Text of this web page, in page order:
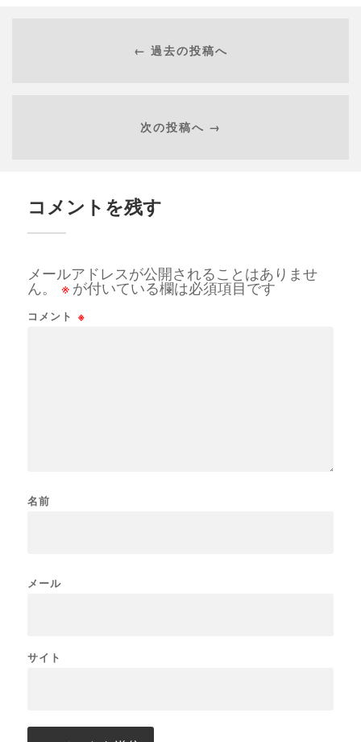
← 過去の投稿へ
次の投稿へ →
コメントを残す
メールアドレスが公開されることはありませ
ん。
※ が付いている欄は必須項目です
コメント ※
名前
メール
サイト